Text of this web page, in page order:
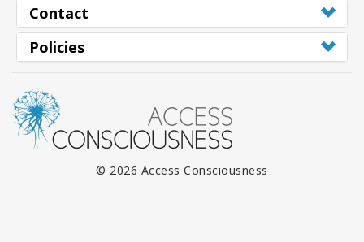
Contact
Policies
© 2026 Access Consciousness